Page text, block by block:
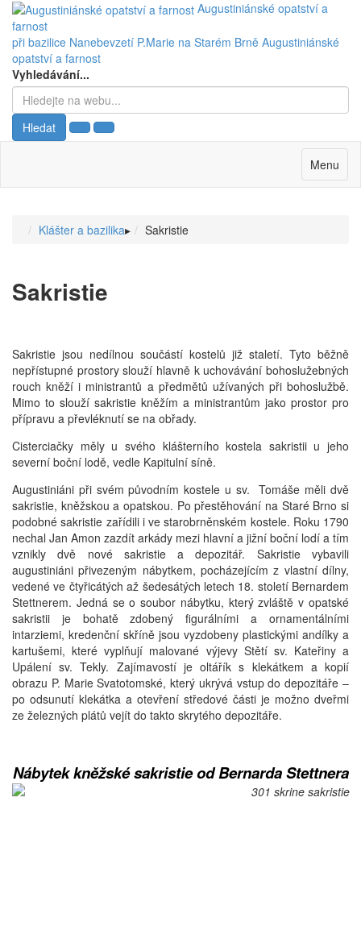
Augustiniánské opatství a
farnost
při bazilice Nanebevzetí P.Marie na Starém Brně Augustiniánské
opatství a farnost
Vyhledávání...
Hledat
Menu
Klášter a bazilika▸ Sakristie
Sakristie
Sakristie jsou nedílnou součástí kostelů již staletí. Tyto běžně
nepřístupné prostory slouží hlavně k uchovávání bohoslužebných
rouch kněží i ministrantů a předmětů užívaných při bohoslužbě.
Mimo to slouží sakristie kněžím a ministrantům jako prostor pro
přípravu a převléknutí se na obřady.
Cisterciačky měly u svého klášterního kostela sakristii u jeho
severní boční lodě, vedle Kapitulní síně.
Augustiniáni při svém původním kostele u sv. Tomáše měli dvě
sakristie, kněžskou a opatskou. Po přestěhování na Staré Brno si
podobné sakristie zařídili i ve starobrněnském kostele. Roku 1790
nechal Jan Amon zazdít arkády mezi hlavní a jižní boční lodí a tím
vznikly dvě nové sakristie a depozitář. Sakristie vybavili
augustiniáni přivezeným nábytkem, pocházejícím z vlast­ní dílny,
vedené ve čtyřicátých až šedesátých letech 18. století Bernardem
Stettnerem. Jedná se o soubor nábytku, který zvláště v opatské
sakristii je bohatě zdobený figurálními a ornamentálními
intarziemi, kredenční skříně jsou vyzdobeny plastickými andílky a
kartušemi, které vyplňují malované výjevy Stětí sv. Kateřiny a
Upálení sv. Tekly. Zajímavostí je oltářík s klekátkem a kopií
obrazu P. Marie Svatotomské, který ukrývá vstup do depozitáře –
po odsunutí klekátka a otevření středové části je možno dveřmi
ze železných plátů vejít do takto skrytého depozitáře.
Nábytek kněžské sakristie od Bernarda Stettnera